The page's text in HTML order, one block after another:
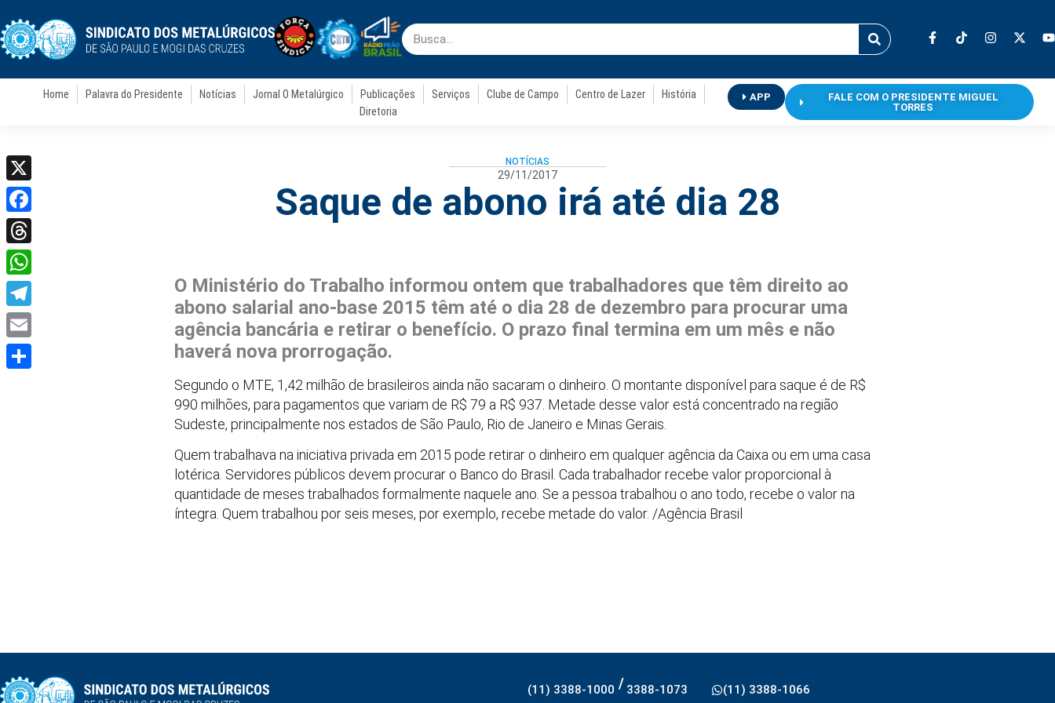
Home Palavra do Presidente Notícias Jornal O Metalúrgico Publicações Serviços Clube de Campo Centro de Lazer
História
Diretoria
APP
FALE COM O PRESIDENTE MIGUEL
TORRES
NOTÍCIAS
29/11/2017
Saque de abono irá até dia 28
O Ministério do Trabalho informou ontem que trabalhadores que têm direito ao
abono salarial ano-base 2015 têm até o dia 28 de dezembro para procurar uma
agência bancária e retirar o benefício. O prazo final termina em um mês e não
haverá nova prorrogação.
Segundo o MTE, 1,42 milhão de brasileiros ainda não sacaram o dinheiro. O montante disponível para saque é de R$
990 milhões, para pagamentos que variam de R$ 79 a R$ 937. Metade desse valor está concentrado na região
Sudeste, principalmente nos estados de São Paulo, Rio de Janeiro e Minas Gerais.
Quem trabalhava na iniciativa privada em 2015 pode retirar o dinheiro em qualquer agência da Caixa ou em uma casa
lotérica. Servidores públicos devem procurar o Banco do Brasil. Cada trabalhador recebe valor proporcional à
quantidade de meses trabalhados formalmente naquele ano. Se a pessoa trabalhou o ano todo, recebe o valor na
íntegra. Quem trabalhou por seis meses, por exemplo, recebe metade do valor. /Agência Brasil
(11) 3388-1000 / 3388-1073 (11) 3388-1066
X
Facebook
Threads
WhatsApp
Telegram
Email